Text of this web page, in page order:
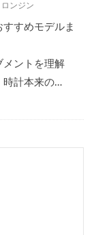
ロンジン
すめモデルま
メントを理解
時計本来の…